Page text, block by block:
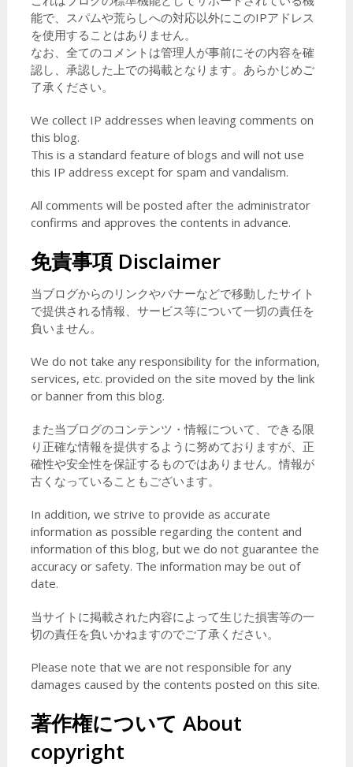
能で、スパムや荒らしへの対応以外にこのIPアドレス
を使用することはありません。
なお、全てのコメントは管理人が事前にその内容を確
認し、承認した上での掲載となります。あらかじめご
了承ください。
We collect IP addresses when leaving comments on
this blog.
This is a standard feature of blogs and will not use
this IP address except for spam and vandalism.
All comments will be posted after the administrator
confirms and approves the contents in advance.
免責事項Disclaimer
当ブログからのリンクやバナーなどで移動したサイト
で提供される情報、サービス等について一切の責任を
負いません。
We do not take any responsibility for the information,
services, etc. provided on the site moved by the link
or banner from this blog.
また当ブログのコンテンツ・情報について、できる限
り正確な情報を提供するように努めておりますが、正
確性や安全性を保証するものではありません。情報が
古くなっていることもございます。
In addition, we strive to provide as accurate
information as possible regarding the content and
information of this blog, but we do not guarantee the
accuracy or safety. The information may be out of
date.
当サイトに掲載された内容によって生じた損害等の一
切の責任を負いかねますのでご了承ください。
Please note that we are not responsible for any
damages caused by the contents posted on this site.
著作権について About
copyright